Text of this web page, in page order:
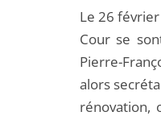
Le 26
Cour se
Pierre-
alors
rénovation,